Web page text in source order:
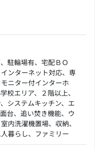
駐輪場有、宅配ＢＯ
ンターネット対応、専
ニター付インターホ
校エリア、２階以上、
システムキッチン、エ
台、追い焚き機能、ウ
内洗濯機置場、収納、
暮らし、ファミリー